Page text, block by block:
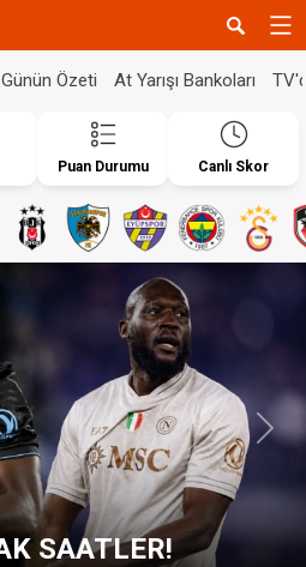
Günün Özeti At Yarışı Bankoları
Puan Durumu Canlı Skor
ÇILGIN TEKLİF;
İleri